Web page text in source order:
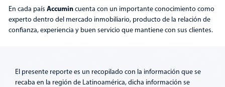
En cada país Accumincuenta con un importante conocimiento como
experto dentro del mercado inmobiliario, producto de la relación de
confianza, experiencia y buen servicio que mantiene con sus clientes.
El presente reporte es un recopilado con la información que se
recaba en la región de Latinoamérica, dicha información se